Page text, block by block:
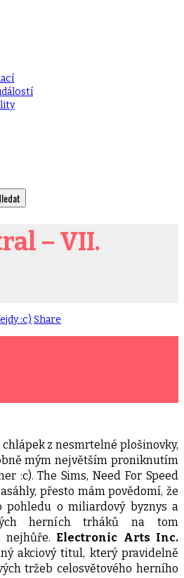
– VII.
:c) Share
z nesmrtelné plošinovky,
mým největším proniknutím
:c). The Sims, Need For Speed
přesto mám povědomí, že
pohledu o miliardový byznys a
herních trháků na tom
nejhůře. Electronic Arts Inc.
akciový titul, který pravidelně
tržeb celosvětového herního